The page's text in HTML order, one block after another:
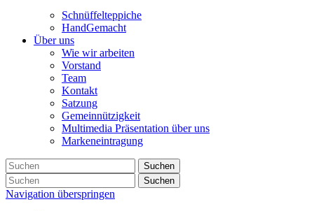
Schnüffelteppiche
HandGemacht
Über uns
Wie wir arbeiten
Vorstand
Team
Kontakt
Satzung
Gemeinnützigkeit
Multimedia Präsentation über uns
Markeneintragung
Suchen
Suchen
Navigation überspringen